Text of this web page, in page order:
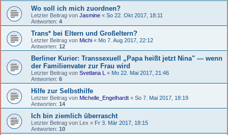
Wo soll ich mich zuordnen?
Letzter Beitrag von Jasmine « So 22. Okt 2017, 18:11
Antworten: 4
Trans* bei Eltern und Großeltern?
Letzter Beitrag von Michi « Mo 7. Aug 2017, 22:12
Antworten: 12
Berliner Kurier: Transsexuell „Papa heißt jetzt Nina" — wenn
der Familienvater zur Frau wird
Letzter Beitrag von Svetlana L « Mo 22. Mai 2017, 21:46
Antworten: 6
Hilfe zur Selbsthilfe
Letzter Beitrag von Michelle_Engelhardt « So 7. Mai 2017, 18:19
Antworten: 14
Ich bin ziemlich überrascht
Letzter Beitrag von Lex « Fr 3. Mär 2017, 18:15
Antworten: 10